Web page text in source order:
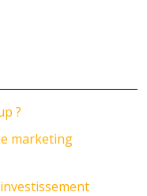
?
marketing